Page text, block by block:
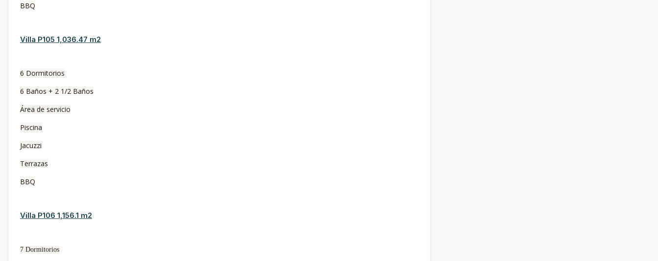
BBQ
Villa P105 1,036.47 m2
6 Dormitorios
6 Baños + 2 1/2 Baños
Área de servicio
Piscina
Jacuzzi
Terrazas
BBQ
Villa P106 1,156.1 m2
7 Dormitorios